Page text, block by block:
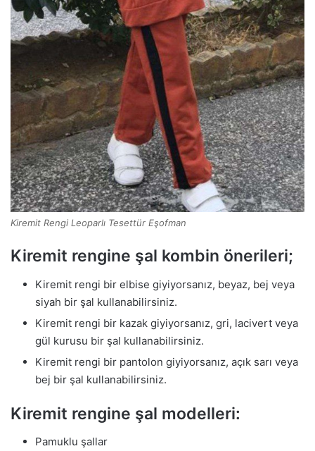
Kiremit Rengi Leoparlı Tesettür Eşofman
Kiremit rengine şal kombin önerileri;
Kiremit rengi bir elbise giyiyorsanız, beyaz, bej veya
siyah bir şal kullanabilirsiniz.
Kiremit rengi bir kazak giyiyorsanız, gri, lacivert veya
gül kurusu bir şal kullanabilirsiniz.
Kiremit rengi bir pantolon giyiyorsanız, açık sarı veya
bej bir şal kullanabilirsiniz.
Kiremit rengine şal modelleri:
Pamuklu şallar